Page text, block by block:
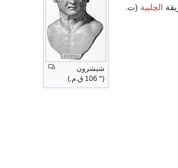
شيشرون
(* 106 ق.م.)
الچلبية (ت.